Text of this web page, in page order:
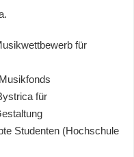
für
für
Studenten (Hochschule